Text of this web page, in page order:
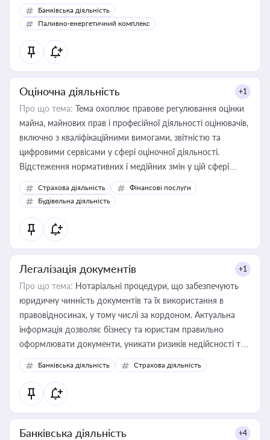
Банківська діяльність
Паливно-енергетичний комплекс
Оціночна діяльність +1
Про що тема: Тема охоплює правове регулювання оцінки
майна, майнових прав і професійної діяльності оцінювачів,
включно з кваліфікаційними вимогами, звітністю та
цифровими сервісами у сфері оціночної діяльності.
Відстеження нормативних і медійних змін у цій сфері
корисне для власника бізнесу, керівника, юриста або
бухгалтера під час оподаткування, приватизації, оренди
державного майна, корпоративних угод і перевірки
статусу суб'єктів оціночної діяльності
Страхова діяльність
Фінансові послуги
Будівельна діяльність
Легалізація документів +1
Про що тема: Нотаріальні процедури, що забезпечують
юридичну чинність документів та їх використання в
правовідносинах, у тому числі за кордоном. Актуальна
інформація дозволяє бізнесу та юристам правильно
оформлювати документи, уникати ризиків недійсності та
забезпечувати їх належне прийняття органами влади та
контрагентами
Банківська діяльність Страхова діяльність
Банківська діяльність +4